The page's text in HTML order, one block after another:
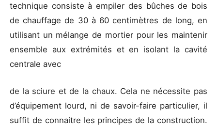
technique consiste à empiler des bûches de bois
de chauffage de 30 à 60 centimètres de long, en
utilisant un mélange de mortier pour les maintenir
ensemble aux extrémités et en isolant la cavité
centrale avec
de la sciure et de la chaux. Cela ne nécessite pas
d’équipement lourd, ni de savoir-faire particulier, il
suffit de connaitre les principes de la construction.